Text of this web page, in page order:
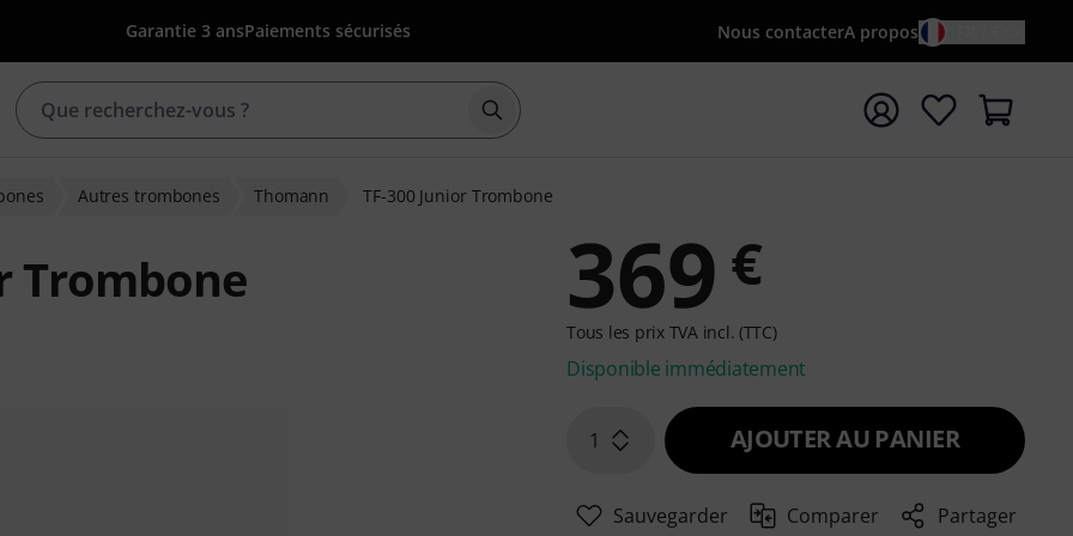
Garantie 3 ansPaiements sécurisés Nous contacterA propos
Démarrer la recherche avec le terme de recherche
Autres trombones Thomann TF-300 Junior Trombone
Trombone
clients 369 €
Tous les prix TVA incl. (TTC)
Disponible immédiatement
1 AJOUTER AU PANIER
Sauvegarder Comparer Partager